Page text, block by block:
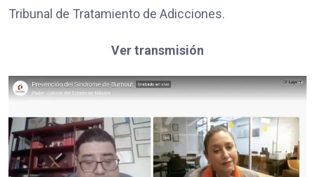
Tribunal de Tratamiento de Adicciones.
Ver transmisión